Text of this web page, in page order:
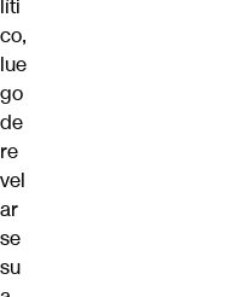
líti
co,
lue
go
de
re
vel
ar
se
su